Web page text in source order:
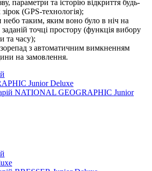
параметри та історію відкриття будь-
(GPS-технологія);
небо таким, яким воно було в ніч на
точці простору (функція вибору
та часу);
з автоматичним вимкненням
на замовлення.
Junior Deluxe